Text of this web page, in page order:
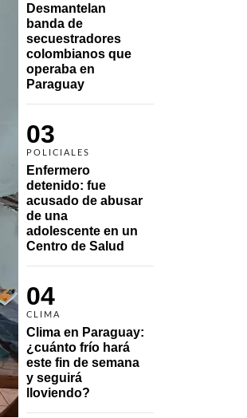
Desmantelan
banda de
secuestradores
colombianos que
operaba en
Paraguay
03
POLICIALES
Enfermero
detenido: fue
acusado de abusar
de una
adolescente en un
Centro de Salud
04
CLIMA
Clima en Paraguay:
¿cuánto frío hará
este fin de semana
y seguirá
lloviendo?